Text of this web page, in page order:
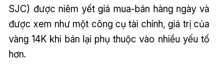
SJC) được niêm yết giá mua-bán hàng ngày và
được xem như một công cụ tài chính, giá trị của
vàng 14K khi bán lại phụ thuộc vào nhiều yếu tố
hơn.